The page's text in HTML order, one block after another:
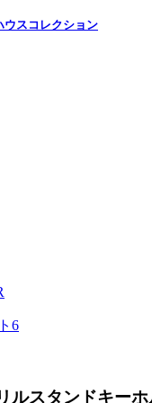
スコレクション
6
スタンドキーホ